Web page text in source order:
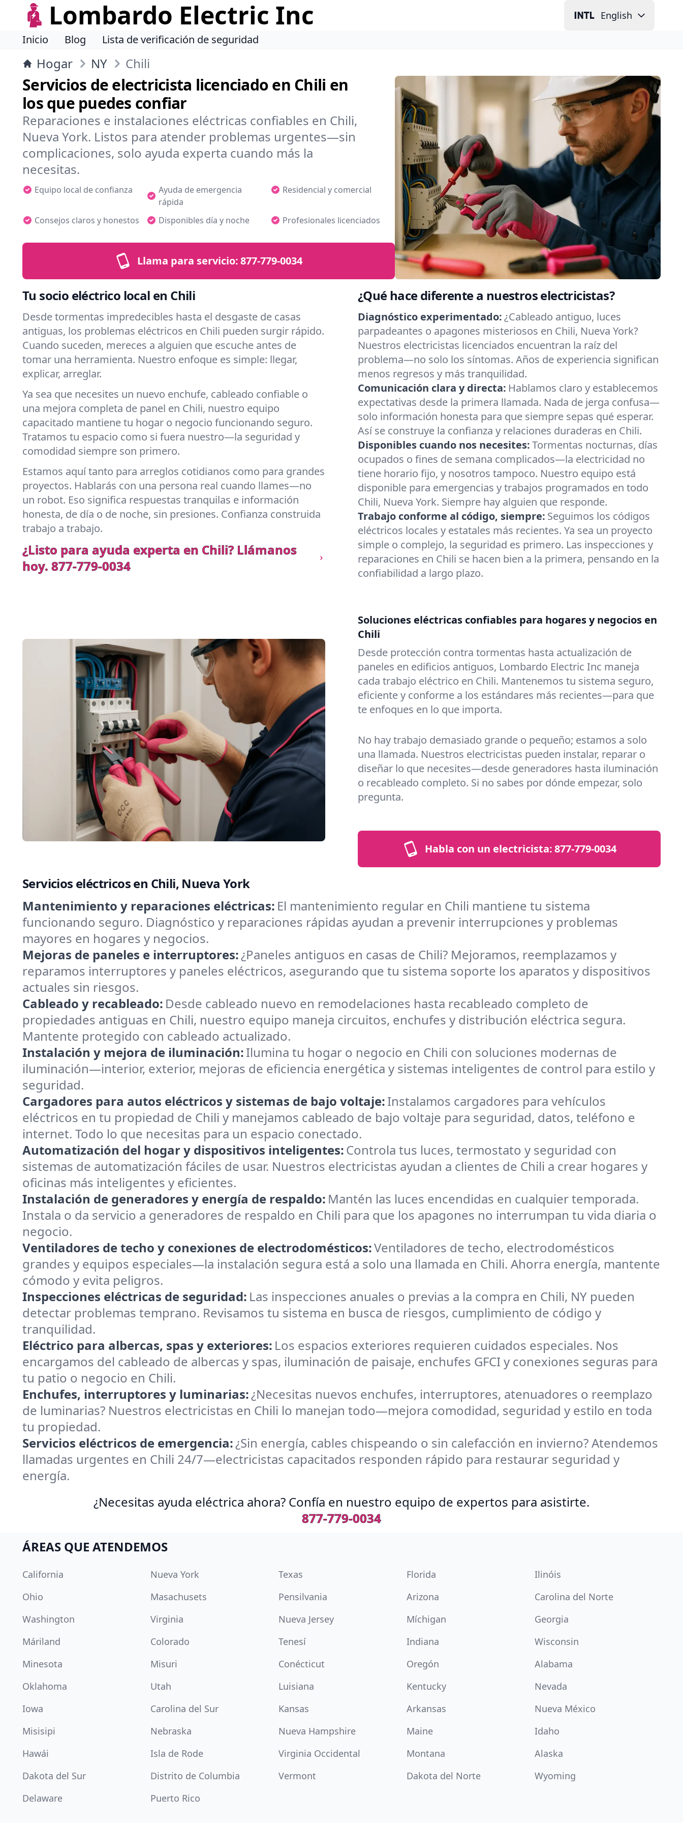
Lombardo Electric Inc English
Inicio Blog Lista de verificación de seguridad
Hogar NY Chili
Servicios de electricista licenciado en Chili en
los que puedes confiar
Reparaciones e instalaciones eléctricas confiables en Chili,
Nueva York. Listos para atender problemas urgentes—sin
complicaciones, solo ayuda experta cuando más la
necesitas.
Equipo local de confianza
Ayuda de emergencia
rápida
Residencial y comercial
Consejos claros y honestos Disponibles día y noche Profesionales licenciados
Llama para servicio:877-779-0034
Tu socio eléctrico local en Chili
Desde tormentas impredecibles hasta el desgaste de casas
antiguas, los problemas eléctricos en Chili pueden surgir rápido.
Cuando suceden, mereces a alguien que escuche antes de
tomar una herramienta. Nuestro enfoque es simple: llegar,
explicar, arreglar.
Ya sea que necesites un nuevo enchufe, cableado confiable o
una mejora completa de panel en Chili, nuestro equipo
capacitado mantiene tu hogar o negocio funcionando seguro.
Tratamos tu espacio como si fuera nuestro—la seguridad y
comodidad siempre son primero.
Estamos aquí tanto para arreglos cotidianos como para grandes
proyectos. Hablarás con una persona real cuando llames—no
un robot. Eso significa respuestas tranquilas e información
honesta, de día o de noche, sin presiones. Confianza construida
trabajo a trabajo.
¿Listo para ayuda experta en Chili? Llámanos
hoy. 877-779-0034
¿Qué hace diferente a nuestros electricistas?
Diagnóstico experimentado:¿Cableado antiguo, luces
parpadeantes o apagones misteriosos en Chili, Nueva York?
Nuestros electricistas licenciados encuentran la raíz del
problema—no solo los síntomas. Años de experiencia significan
menos regresos y más tranquilidad.
Comunicación clara y directa: Hablamos claro y establecemos
expectativas desde la primera llamada. Nada de jerga confusa—
solo información honesta para que siempre sepas qué esperar.
Así se construye la confianza y relaciones duraderas en Chili.
Disponibles cuando nos necesites:Tormentas nocturnas, días
ocupados o fines de semana complicados—la electricidad no
tiene horario fijo, y nosotros tampoco. Nuestro equipo está
disponible para emergencias y trabajos programados en todo
Chili, Nueva York. Siempre hay alguien que responde.
Trabajo conforme al código, siempre: Seguimos los códigos
eléctricos locales y estatales más recientes. Ya sea un proyecto
simple o complejo, la seguridad es primero. Las inspecciones y
reparaciones en Chili se hacen bien a la primera, pensando en la
confiabilidad a largo plazo.
Soluciones eléctricas confiables para hogares y negocios en
Chili
Desde protección contra tormentas hasta actualización de
paneles en edificios antiguos, Lombardo Electric Inc maneja
cada trabajo eléctrico en Chili. Mantenemos tu sistema seguro,
eficiente y conforme a los estándares más recientes—para que
te enfoques en lo que importa.
No hay trabajo demasiado grande o pequeño; estamos a solo
una llamada. Nuestros electricistas pueden instalar, reparar o
diseñar lo que necesites—desde generadores hasta iluminación
o recableado completo. Si no sabes por dónde empezar, solo
pregunta.
Habla con un electricista:877-779-0034
Servicios eléctricos en Chili, Nueva York
Mantenimiento y reparaciones eléctricas: El mantenimiento regular en Chili mantiene tu sistema
funcionando seguro. Diagnóstico y reparaciones rápidas ayudan a prevenir interrupciones y problemas
mayores en hogares y negocios.
Mejoras de paneles e interruptores:¿Paneles antiguos en casas de Chili? Mejoramos, reemplazamos y
reparamos interruptores y paneles eléctricos, asegurando que tu sistema soporte los aparatos y dispositivos
actuales sin riesgos.
Cableado y recableado: Desde cableado nuevo en remodelaciones hasta recableado completo de
propiedades antiguas en Chili, nuestro equipo maneja circuitos, enchufes y distribución eléctrica segura.
Mantente protegido con cableado actualizado.
Instalación y mejora de iluminación:Ilumina tu hogar o negocio en Chili con soluciones modernas de
iluminación—interior, exterior, mejoras de eficiencia energética y sistemas inteligentes de control para estilo y
seguridad.
Cargadores para autos eléctricos y sistemas de bajo voltaje:Instalamos cargadores para vehículos
eléctricos en tu propiedad de Chili y manejamos cableado de bajo voltaje para seguridad, datos, teléfono e
internet. Todo lo que necesitas para un espacio conectado.
Automatización del hogar y dispositivos inteligentes:Controla tus luces, termostato y seguridad con
sistemas de automatización fáciles de usar. Nuestros electricistas ayudan a clientes de Chili a crear hogares y
oficinas más inteligentes y eficientes.
Instalación de generadores y energía de respaldo: Mantén las luces encendidas en cualquier temporada.
Instala o da servicio a generadores de respaldo en Chili para que los apagones no interrumpan tu vida diaria o
negocio.
Ventiladores de techo y conexiones de electrodomésticos:Ventiladores de techo, electrodomésticos
grandes y equipos especiales—la instalación segura está a solo una llamada en Chili. Ahorra energía, mantente
cómodo y evita peligros.
Inspecciones eléctricas de seguridad: Las inspecciones anuales o previas a la compra en Chili, NY pueden
detectar problemas temprano. Revisamos tu sistema en busca de riesgos, cumplimiento de código y
tranquilidad.
Eléctrico para albercas, spas y exteriores: Los espacios exteriores requieren cuidados especiales. Nos
encargamos del cableado de albercas y spas, iluminación de paisaje, enchufes GFCI y conexiones seguras para
tu patio o negocio en Chili.
Enchufes, interruptores y luminarias:¿Necesitas nuevos enchufes, interruptores, atenuadores o reemplazo
de luminarias? Nuestros electricistas en Chili lo manejan todo—mejora comodidad, seguridad y estilo en toda
tu propiedad.
Servicios eléctricos de emergencia:¿Sin energía, cables chispeando o sin calefacción en invierno? Atendemos
llamadas urgentes en Chili 24/7—electricistas capacitados responden rápido para restaurar seguridad y
energía.
¿Necesitas ayuda eléctrica ahora? Confía en nuestro equipo de expertos para asistirte.
877-779-0034
ÁREAS QUE ATENDEMOS
California Nueva York Texas Florida
Ilinóis
Ohio
Masachusets Pensilvania Arizona
Carolina del Norte
Washington
Virginia Nueva Jersey Míchigan
Georgia
Máriland
Colorado Tenesí Indiana
Wisconsin
Minesota
Misuri Conécticut Oregón
Alabama
Oklahoma
Utah Luisiana Kentucky
Nevada
Iowa
Carolina del Sur Kansas Arkansas
Nueva México
Misisipi
Nebraska Nueva Hampshire Maine
Idaho
Hawái
Isla de Rode Virginia Occidental Montana
Alaska
Dakota del Sur
Distrito de Columbia Vermont Dakota del Norte
Wyoming
Delaware
Puerto Rico